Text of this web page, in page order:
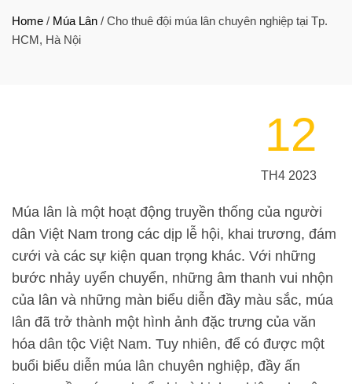
Home / Múa Lân / Cho thuê đội múa lân chuyên nghiệp tại Tp.
HCM, Hà Nội
12
TH4 2023
Múa lân là một hoạt động truyền thống của người
dân Việt Nam trong các dịp lễ hội, khai trương, đám
cưới và các sự kiện quan trọng khác. Với những
bước nhảy uyển chuyển, những âm thanh vui nhộn
của lân và những màn biểu diễn đầy màu sắc, múa
lân đã trở thành một hình ảnh đặc trưng của văn
hóa dân tộc Việt Nam. Tuy nhiên, để có được một
buổi biểu diễn múa lân chuyên nghiệp, đầy ấn